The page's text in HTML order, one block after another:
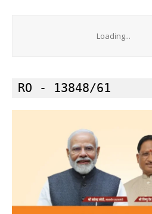
Loading...
RO - 13848/61